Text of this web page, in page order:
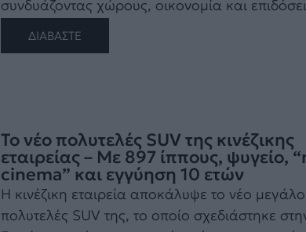
συνδυάζοντας χώρους, οικονομία και
ΔΙΑΒΑΣΤΕ
Το νέο πολυτελές SUV της κινέζικης
εταιρείας – Με 897 ίππους, ψυγείο,
cinema” και εγγύηση 10 ετών
Η κινέζικη εταιρεία αποκάλυψε το νέο
πολυτελές SUV της, το οποίο σχεδιάστηκε